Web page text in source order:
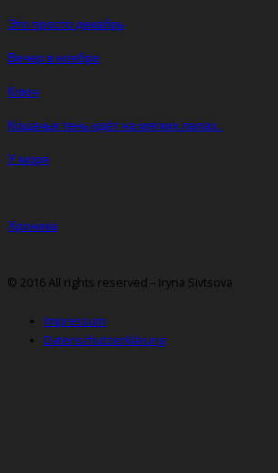
Это просто декабрь
Вечер в ноябре
Ключ
Кошачья тень идёт на мягких лапах…
У моря
Хроника
© 2016 All rights reserved – Iryna Sivtsova
Impressum
Datenschutzerklärung